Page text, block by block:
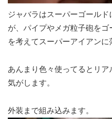
ジャバラはスーパーゴール
が、パイプやメガ粒子砲を
を考えてスーパーアイアンに
あんまり色々使ってるとリ
気がします。
外装まで組み込みます。